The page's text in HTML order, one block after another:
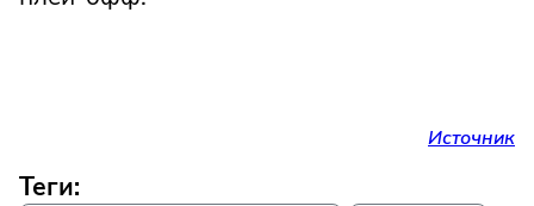
Источник
Теги: